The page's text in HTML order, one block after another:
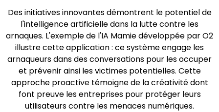
Des initiatives innovantes démontrent le potentiel de
l'intelligence artificielle dans la lutte contre les
arnaques. L'exemple de l'IA Mamie développée par O2
illustre cette application : ce système engage les
arnaqueurs dans des conversations pour les occuper
et prévenir ainsi les victimes potentielles. Cette
approche proactive témoigne de la créativité dont
font preuve les entreprises pour protéger leurs
utilisateurs contre les menaces numériques.